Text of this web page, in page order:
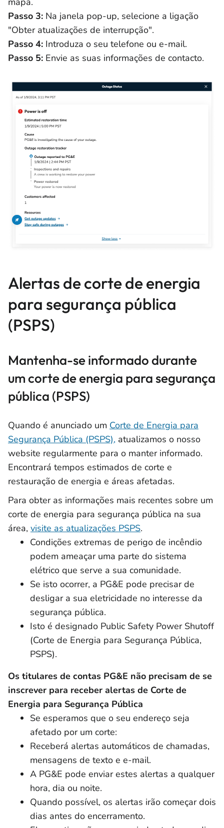
Passo 3: Na janela pop-up, selecione a ligação
"Obter atualizações de interrupção".
Passo 4: Introduza o seu telefone ou e-mail.
Passo 5: Envie as suas informações de contacto.
Alertas de corte de energia
para segurança pública
(PSPS)
Mantenha-se informado durante
um corte de energia para segurança
pública (PSPS)
Quando é anunciado um Corte de Energia para
Segurança Pública (PSPS), atualizamos o nosso
website regularmente para o manter informado.
Encontrará tempos estimados de corte e
restauração de energia e áreas afetadas.
Para obter as informações mais recentes sobre um
corte de energia para segurança pública na sua
área, visite as atualizações PSPS.
Condições extremas de perigo de incêndio
podem ameaçar uma parte do sistema
elétrico que serve a sua comunidade.
Se isto ocorrer, a PG&E pode precisar de
desligar a sua eletricidade no interesse da
segurança pública.
Isto é designado Public Safety Power Shutoff
(Corte de Energia para Segurança Pública,
PSPS).
Os titulares de contas PG&E não precisam de se
inscrever para receber alertas de Corte de
Energia para Segurança Pública
Se esperamos que o seu endereço seja
afetado por um corte:
Receberá alertas automáticos de chamadas,
mensagens de texto e e-mail.
A PG&E pode enviar estes alertas a qualquer
hora, dia ou noite.
Quando possível, os alertas irão começar dois
dias antes do encerramento.